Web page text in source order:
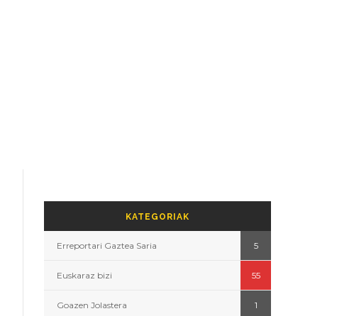
KATEGORIAK
Erreportari Gaztea Saria 5
Euskaraz bizi 55
Goazen Jolastera 1